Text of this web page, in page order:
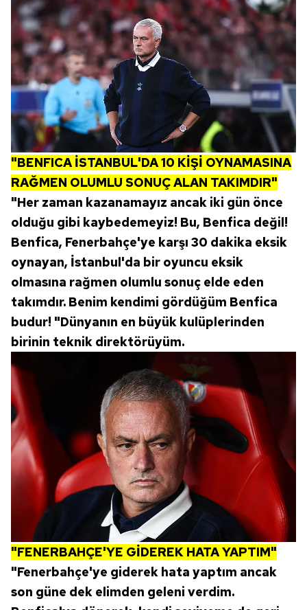
Çerezlere ilişkin tercihlerinizi aşağıda yer alan panel
vasıtasıyla belirleyebilirsiniz. Çerezlere ilişkin detaylı bilgi
için Ayarlar butonuna tıklayabilir,Çerez Bilgilendirme
Metnimiziziyaret edebilirsiniz.
6698 sayılı Kişisel Verilerin Korunması Kanunu uyarınca
hazırlanmış Aydınlatma Metnimizi okumak ve sitemizde
ilgili mevzuata uygun olarak kullanılan çerezlerle ilgili bilgi
almak için lütfen
tıklayınız
"BENFICA İSTANBUL'DA 10 KİŞİ OYNAMASINA
RAĞMEN OLUMLU SONUÇ ALAN TAKIMDIR"
"Her zaman kazanamayız ancak iki gün önce
olduğu gibi kaybedemeyiz! Bu, Benfica değil!
Benfica, Fenerbahçe'ye karşı 30 dakika eksik
oynayan, İstanbul'da bir oyuncu eksik
olmasına rağmen olumlu sonuç elde eden
takımdır. Benim kendimi gördüğüm Benfica
budur! "Dünyanın en büyük kulüplerinden
birinin teknik direktörüyüm.
"FENERBAHÇE'YE GİDEREK HATA YAPTIM"
"Fenerbahçe'ye giderek hata yaptım ancak
son güne dek elimden geleni verdim.